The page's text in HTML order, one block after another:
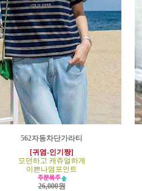
562자동차단가라티
[귀염-인기짱]
모던하고 캐쥬얼하게
이쁜나염포인트
26,000원